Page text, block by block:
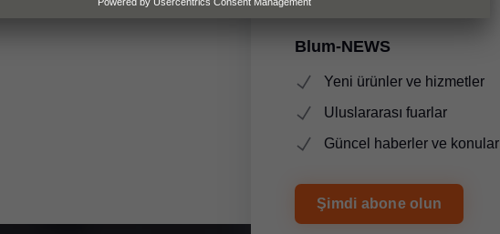
Blum-NEWS
Yeni ürünler ve hizmetler
Uluslararası fuarlar
Güncel haberler ve konular
Şimdi abone olun